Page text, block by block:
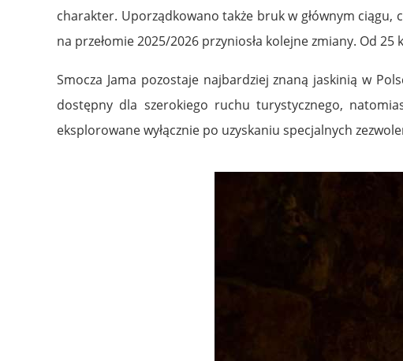
charakter. Uporządkowano także bruk w głównym
na przełomie 2025/2026 przyniosła kolejne zmiany. Od
Smocza Jama pozostaje najbardziej znaną jaskinią w
dostępny dla szerokiego ruchu turystycznego,
eksplorowane wyłącznie po uzyskaniu specjalnych